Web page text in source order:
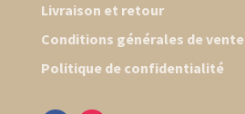
Livraison et retour
Conditions générales de vente
Politique de confidentialité